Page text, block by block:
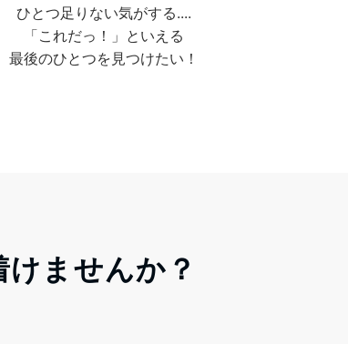
ひとつ足りない気がする....
「これだっ！」といえる
最後のひとつを見つけたい！
ませんか？